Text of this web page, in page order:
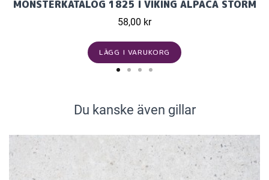
MÖNSTERKATALOG 1825 I VIKING ALPACA STORM
58,00 kr
LÄGG I VARUKORG
Du kanske även gillar